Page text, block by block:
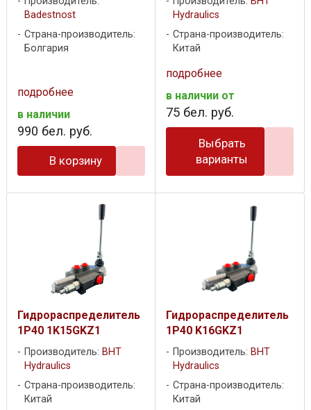
Badestnost
Страна-производитель:
Болгария
подробнее
в наличии
990 бел. руб.
В корзину
Hydraulics
Страна-производитель:
Китай
подробнее
в наличии от
75 бел. руб.
Выбрать
варианты
Гидрораспределитель
1P40 1K15GKZ1
Производитель: BHT
Hydraulics
Страна-производитель:
Китай
Гидрораспределитель
1P40 K16GKZ1
Производитель: BHT
Hydraulics
Страна-производитель:
Китай